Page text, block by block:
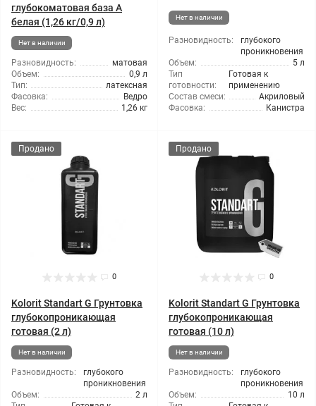
глубокоматовая база А
белая (1,26 кг/0,9 л)
Нет в наличии
Разновидность:
матовая
Объем:
0,9 л
Тип:
латексная
Фасовка:
Ведро
Вес:
1,26 кг
Нет в наличии
Разновидность:
глубокого
проникновения
Объем:
5 л
Тип
готовности:
Готовая к
применению
Состав смеси:
Акриловый
Фасовка:
Канистра
Продано
0
Kolorit Standart G Грунтовка
глубокопроникающая
готовая (2 л)
Нет в наличии
Разновидность:
глубокого
проникновения
Объем:
2 л
Продано
0
Kolorit Standart G Грунтовка
глубокопроникающая
готовая (10 л)
Нет в наличии
Разновидность:
глубокого
проникновения
Объем:
10 л